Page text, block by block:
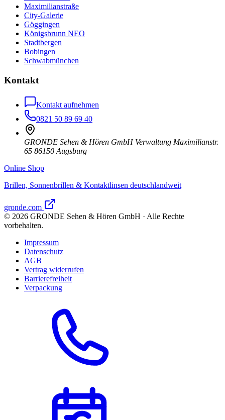
Maximilianstraße
City-Galerie
Göggingen
Königsbrunn NEO
Stadtbergen
Bobingen
Schwabmünchen
Kontakt
Kontakt aufnehmen
0821 50 89 69 40
GRONDE Sehen & Hören GmbH Verwaltung Maximilianstr.
65 86150 Augsburg
Online Shop
Brillen, Sonnenbrillen & Kontaktlinsen deutschlandweit
gronde.com
© 2026 GRONDE Sehen & Hören GmbH · Alle Rechte
vorbehalten.
Impressum
Datenschutz
AGB
Vertrag widerrufen
Barrierefreiheit
Verpackung